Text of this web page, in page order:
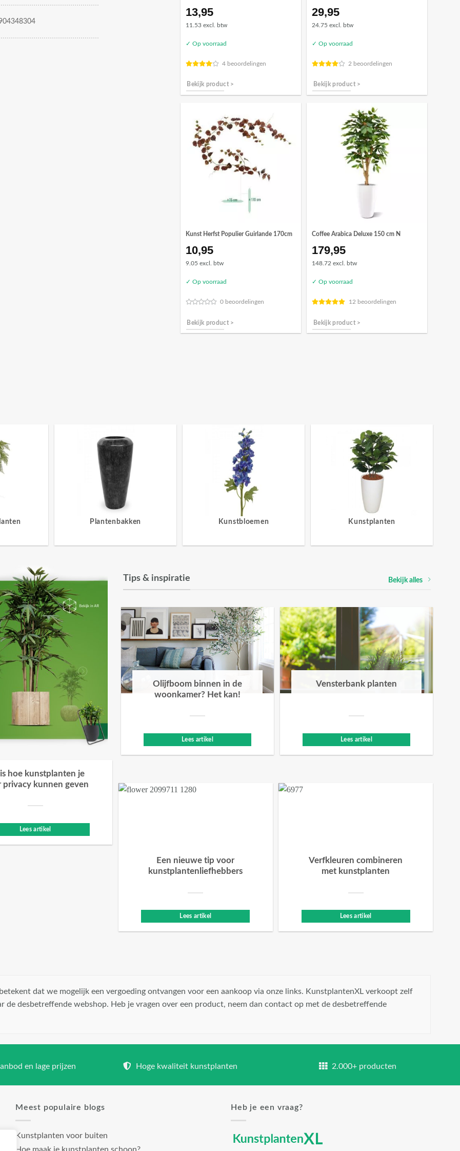
13,95
11.53 excl. btw
✓ Op voorraad
4 beoordelingen
Bekijk product >
29,95
24.75 excl. btw
✓ Op voorraad
2 beoordelingen
Bekijk product >
Kunst Herfst Populier Guirlande 170cm
10,95
9.05 excl. btw
✓ Op voorraad
0 beoordelingen
Bekijk product >
Coffee Arabica Deluxe 150 cm N
179,95
148.72 excl. btw
✓ Op voorraad
12 beoordelingen
Bekijk product >
Plantenbakken Kunstbloemen Kunstplanten
Tips & inspiratie Bekijk alles
Olijfboom binnen in de
woonkamer? Het kan!
Lees artikel
Vensterbank planten
Lees artikel
hoe kunstplanten je
privacy kunnen geven
Lees artikel
Een nieuwe tip voor
kunstplantenliefhebbers
Lees artikel
Verfkleuren combineren
met kunstplanten
Lees artikel
dat we mogelijk een vergoeding ontvangen voor een aankoop via onze links. KunstplantenXL verkoopt zelf
desbetreffende webshop. Heb je vragen over een product, neem dan contact op met de desbetreffende
en lage prijzen Hoge kwaliteit kunstplanten 2.000+ producten
Meest populaire blogs
Kunstplanten voor buiten
Hoe maak je kunstplanten schoon?
Heb je een vraag?